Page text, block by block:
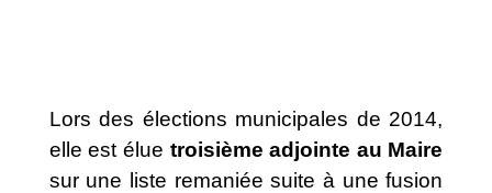
Lors des élections municipales de 2014,
elle est élue troisième adjointe au Maire
sur une liste remaniée suite à une fusion